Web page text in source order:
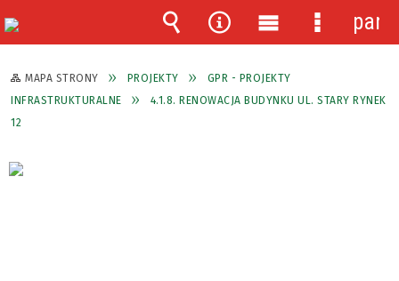
MAPA STRONY PROJEKTY
GPR - PROJEKTY
INFRASTRUKTURALNE
4.1.8. RENOWACJA BUDYNKU UL. STARY RYNEK
12
Wyszukiwarka
Narzędzia
Menu
główne
Menu